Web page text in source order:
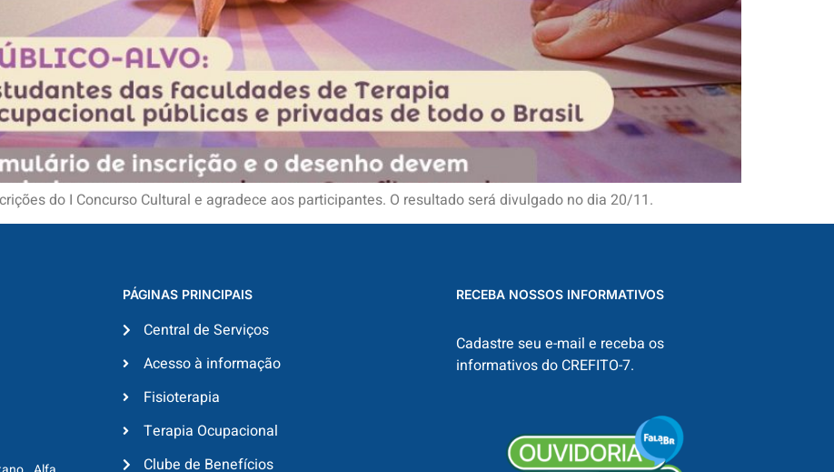
do I Concurso Cultural e agradece aos participantes. O resultado será divulgado no dia 20/11.
PÁGINAS PRINCIPAIS
Central de Serviços
Acesso à informação
Fisioterapia
Terapia Ocupacional
Clube de Benefícios
RECEBA NOSSOS INFORMATIVOS
Cadastre seu e-mail e receba os
informativos do CREFITO-7.